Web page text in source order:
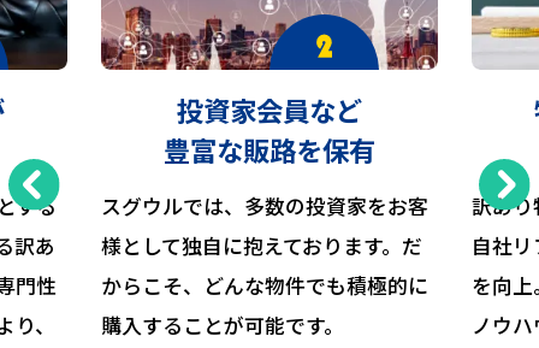
する
訳あ
門性
、
投資家会員など
豊富な販路を保有
スグウルでは、多数の投資家をお客
様として独自に抱えております。だ
からこそ、どんな物件でも積極的に
購入することが可能です。
訳あ
自社
を向
ノウ